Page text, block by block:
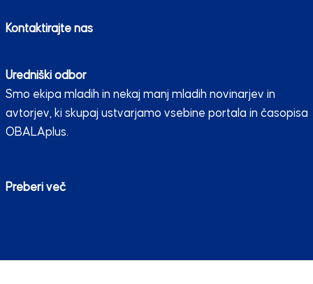
Kontaktirajte nas
Uredniški odbor
Smo ekipa mladih in nekaj manj mladih novinarjev in
avtorjev, ki skupaj ustvarjamo vsebine portala in časopisa
OBALAplus.
Preberi več